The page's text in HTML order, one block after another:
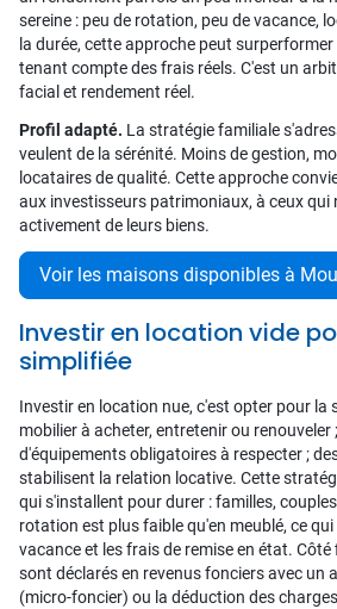
sereine : peu de rotation, peu de vacance,
la durée, cette approche peut
tenant compte des frais réels. C'est un
facial et rendement réel.
Profil adapté. La stratégie familiale
veulent de la sérénité. Moins de gestion,
locataires de qualité. Cette approche
aux investisseurs patrimoniaux, à ceux qui
activement de leurs biens.
Voir les maisons disponibles à
Investir en location vide
simplifiée
Investir en location nue, c'est opter pour la
mobilier à acheter, entretenir ou renouveler
d'équipements obligatoires à respecter ;
stabilisent la relation locative. Cette
qui s'installent pour durer : familles,
rotation est plus faible qu'en meublé, ce
vacance et les frais de remise en état.
sont déclarés en revenus fonciers avec un
(micro-foncier) ou la déduction des